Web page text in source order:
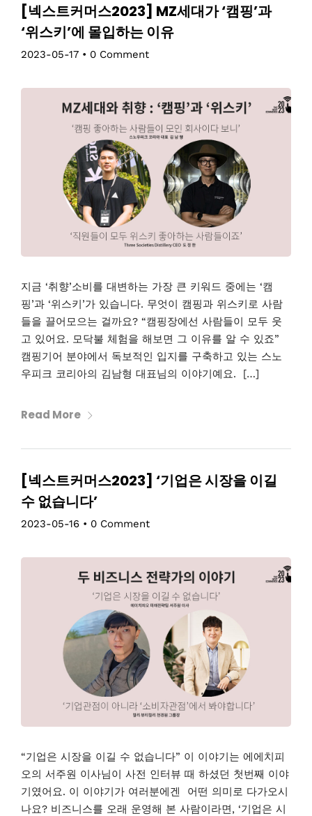
[넥스트커머스2023] MZ세대가 ‘캠핑’과
‘위스키’에 몰입하는 이유
2023-05-17 • 0 Comment
지금 ‘취향’소비를 대변하는 가장 큰 키워드 중에는 ‘캠
핑’과 ‘위스키’가 있습니다. 무엇이 캠핑과 위스키로 사람
들을 끌어모으는 걸까요? “캠핑장에선 사람들이 모두 웃
고 있어요. 모닥불 체험을 해보면 그 이유를 알 수 있죠”
캠핑기어 분야에서 독보적인 입지를 구축하고 있는 스노
우피크 코리아의 김남형 대표님의 이야기예요. […]
Read More
[넥스트커머스2023] ‘기업은 시장을 이길
수 없습니다’
2023-05-16 • 0 Comment
“기업은 시장을 이길 수 없습니다” 이 이야기는 에에치피
오의 서주원 이사님이 사전 인터뷰 때 하셨던 첫번째 이야
기였어요. 이 이야기가 여러분에겐 어떤 의미로 다가오시
나요? 비즈니스를 오래 운영해 본 사람이라면, ‘기업은 시